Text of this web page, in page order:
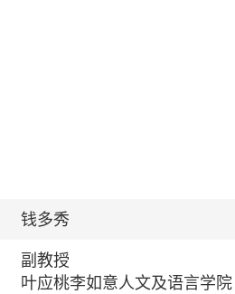
钱多秀
副教授
叶应桃李如意人文及语言学院